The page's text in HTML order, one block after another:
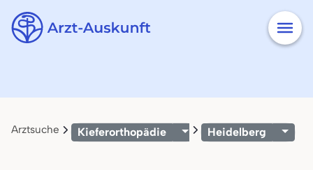
Arztsuche Kieferorthopädie Heidelberg